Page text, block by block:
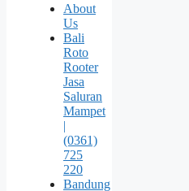
About
Us
Bali
Roto
Rooter
Jasa
Saluran
Mampet
|
(0361)
725
220
Bandung